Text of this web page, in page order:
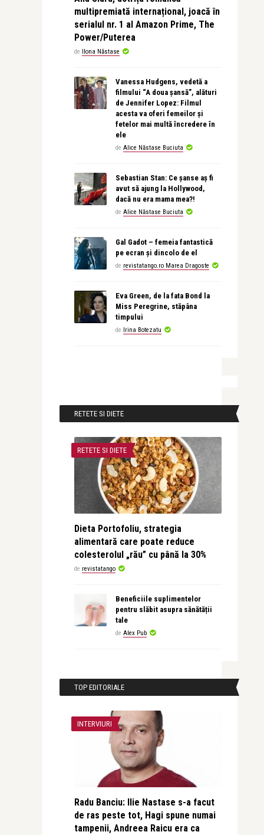
multipremiată internațional, joacă în
serialul nr. 1 al Amazon Prime, The
Power/Puterea
de Ilona Năstase
Vanessa Hudgens, vedetă a
filmului “A doua șansă”, alături
de Jennifer Lopez: Filmul
acesta va oferi femeilor și
fetelor mai multă încredere în
ele
de Alice Năstase Buciuta
Sebastian Stan: Ce șanse aș fi
avut să ajung la Hollywood,
dacă nu era mama mea?!
de Alice Năstase Buciuta
Gal Gadot – femeia fantastică
pe ecran și dincolo de el
de revistatango.ro Marea Dragoste
Eva Green, de la fata Bond la
Miss Peregrine, stăpâna
timpului
de Irina Botezatu
RETETE SI DIETE
RETETE SI DIETE
Dieta Portofoliu, strategia
alimentară care poate reduce
colesterolul „rău” cu până la 30%
de revistatango
Beneficiile suplimentelor
pentru slăbit asupra sănătății
tale
de Alex Pub
TOP EDITORIALE
INTERVIURI
Radu Banciu: Ilie Nastase s-a facut
de ras peste tot, Hagi spune numai
tampenii, Andreea Raicu era ca